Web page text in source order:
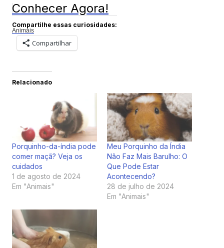
Conhecer Agora!
Animais
Compartilhe essas curiosidades:
Compartilhar
Relacionado
Porquinho-da-índia pode
comer maçã? Veja os
cuidados
1 de agosto de 2024
Em "Animais"
Meu Porquinho da Índia
Não Faz Mais Barulho: O
Que Pode Estar
Acontecendo?
28 de julho de 2024
Em "Animais"